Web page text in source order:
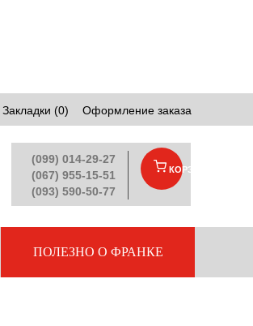
Закладки (0) Оформление заказа
(099) 014-29-27
(067) 955-15-51
(093) 590-50-77
КОРЗИНА
ПОЛЕЗНО О ФРАНКЕ